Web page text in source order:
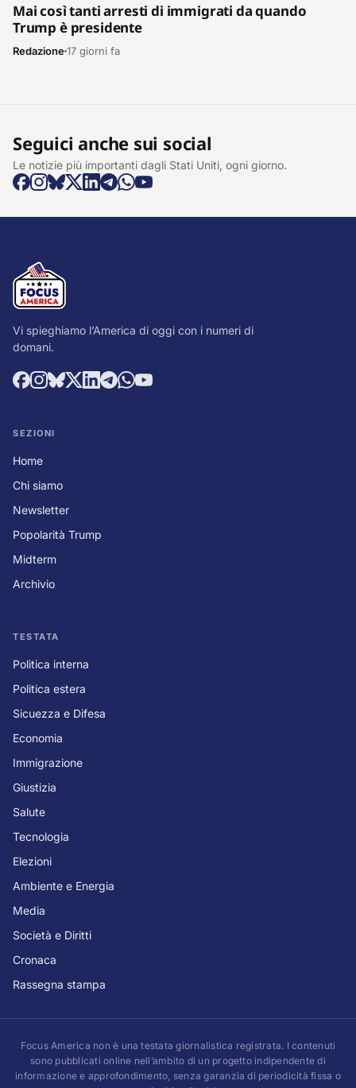
Mai così tanti arresti di immigrati da quando
Trump è presidente
Redazione17 giorni fa
Seguici anche sui social
Le notizie più importanti dagli Stati Uniti, ogni giorno.
Vi spieghiamo l’America di oggi con i numeri di
domani.
SEZIONI
Home
Chi siamo
Newsletter
Popolarità Trump
Midterm
Archivio
TESTATA
Politica interna
Politica estera
Sicuezza e Difesa
Economia
Immigrazione
Giustizia
Salute
Tecnologia
Elezioni
Ambiente e Energia
Media
Società e Diritti
Cronaca
Rassegna stampa
Focus America non è una testata giornalistica registrata. I contenuti
sono pubblicati online nell’ambito di un progetto indipendente di
informazione e approfondimento, senza garanzia di periodicità fissa o